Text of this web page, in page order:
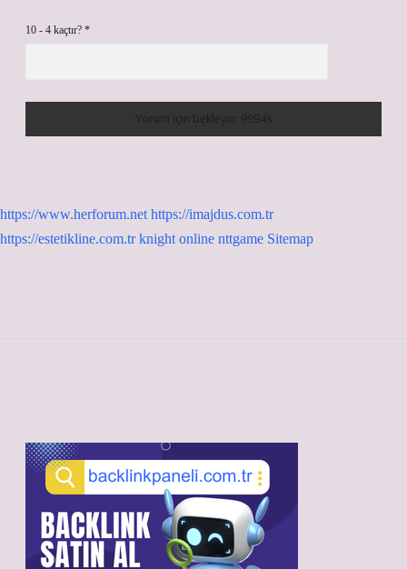
10 - 4 kaçtır? *
https://www.herforum.net https://imajdus.com.tr
https://estetikline.com.tr knight online nttgame Sitemap